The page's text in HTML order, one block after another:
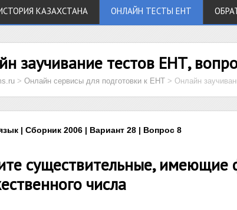
КАЗАХСТАНА ОНЛАЙН ТЕСТЫ ЕНТ
заучивание тестов ЕНТ,
> Онлайн сервисы для подготовки к ЕНТ > Онлайн
| Сборник 2006 | Вариант 28 | Вопрос 8
существительные, имеющие
числа